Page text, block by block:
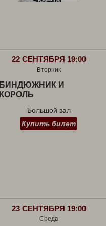
22 СЕНТЯБРЯ 19:00
Вторник
БИНДЮЖНИК И
КОРОЛЬ
Большой зал
Купить билет
23 СЕНТЯБРЯ 19:00
Среда